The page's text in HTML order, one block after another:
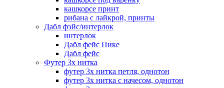
кашкорсе принт
рибана с лайкрой, принты
Дабл фэйс/интерлок
интерлок
Дабл фейс Пике
Дабл фейс
Футер 3х нитка
футер 3х нитка петля, однотон
футер 3х нитка с начесом, однотон